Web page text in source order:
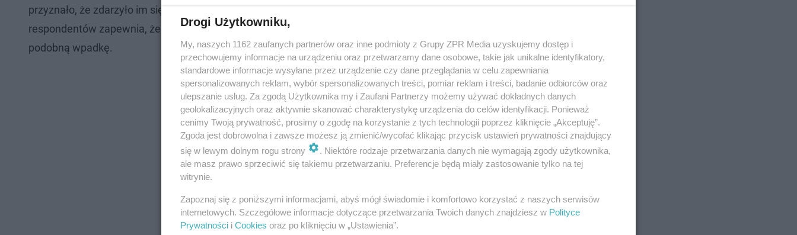
przyznało, że zdarzyło im się spóźnić z życzeniami dla mamy z okazji Dnia Matki. Jednocześnie 63 proc.
respondentów zapewnia, że „zawsze pamięta” o tym święcie. Łatwo więc policzyć, że co trzecia osoba ma na koncie
podobną wpadkę.
Drogi Użytkowniku,
My, naszych 1162 zaufanych partnerów oraz inne podmioty z Grupy ZPR Media uzyskujemy dostęp i
przechowujemy informacje na urządzeniu oraz przetwarzamy dane osobowe, takie jak unikalne identyfikatory,
standardowe informacje wysyłane przez urządzenie czy dane przeglądania w celu zapewniania
spersonalizowanych reklam, wybór spersonalizowanych treści, pomiar reklam i treści, badanie odbiorców oraz
ulepszanie usług. Za zgodą Użytkownika my i Zaufani Partnerzy możemy używać dokładnych danych
geolokalizacyjnych oraz aktywnie skanować charakterystykę urządzenia do celów identyfikacji. Ponieważ
cenimy Twoją prywatność, prosimy o zgodę na korzystanie z tych technologii poprzez kliknięcie „Akceptuję”.
Zgoda jest dobrowolna i zawsze możesz ją zmienić/wycofać klikając przycisk ustawień prywatności znajdujący
się w lewym dolnym rogu strony
. Niektóre rodzaje przetwarzania danych nie wymagają zgody użytkownika,
ale masz prawo sprzeciwić się takiemu przetwarzaniu. Preferencje będą miały zastosowanie tylko na tej
witrynie.
Zapoznaj się z poniższymi informacjami, abyś mógł świadomie i komfortowo korzystać z naszych serwisów
internetowych. Szczegółowe informacje dotyczące przetwarzania Twoich danych znajdziesz w Polityce
Prywatności i Cookies oraz po kliknięciu w „Ustawienia”.